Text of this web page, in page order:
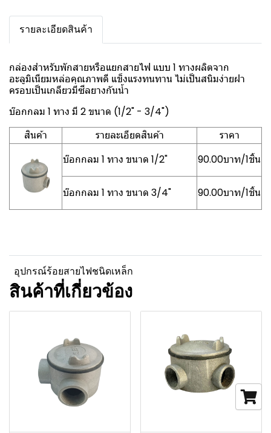
รายละเอียดสินค้า
กล่องสำหรับพักสายหรือแยกสายไฟ แบบ 1 ทางผลิตจาก
อะลูมิเนียมหล่อคุณภาพดี แข็งแรงทนทาน ไม่เป็นสนิมง่ายฝา
ครอบเป็นเกลียวมีซีลยางกันน้ำ
บ๊อกกลม 1 ทาง มี 2 ขนาด (1/2" - 3/4")
สินค้า
รายละเอียดสินค้า
ราคา
บ๊อกกลม 1 ทาง ขนาด 1/2"
90.00บาท/1ชิ้น
บ๊อกกลม 1 ทาง ขนาด 3/4" 90.00บาท/1ชิ้น
อุปกรณ์ร้อยสายไฟชนิดเหล็ก
สินค้าที่เกี่ยวข้อง